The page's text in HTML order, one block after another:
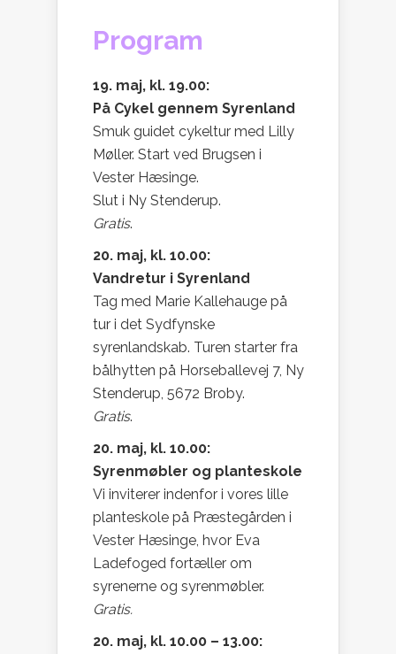
Program
19. maj, kl. 19.00:
På Cykel gennem Syrenland
Smuk guidet cykeltur med Lilly
Møller. Start ved Brugsen i
Vester Hæsinge.
Slut i Ny Stenderup.
Gratis.
20. maj, kl. 10.00:
Vandretur i Syrenland
Tag med Marie Kallehauge på
tur i det Sydfynske
syrenlandskab. Turen starter fra
bålhytten på Horseballevej 7, Ny
Stenderup, 5672 Broby.
Gratis.
20. maj, kl. 10.00:
Syrenmøbler og planteskole
Vi inviterer indenfor i vores lille
planteskole på Præstegården i
Vester Hæsinge, hvor Eva
Ladefoged fortæller om
syrenerne og syrenmøbler.
Gratis.
20. maj, kl. 10.00 – 13.00: